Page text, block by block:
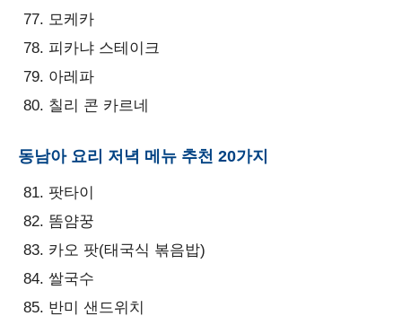
모케카
피카냐 스테이크
아레파
칠리 콘 카르네
동남아 요리 저녁 메뉴 추천 20가지
팟타이
똠얌꿍
카오 팟(태국식 볶음밥)
쌀국수
반미 샌드위치